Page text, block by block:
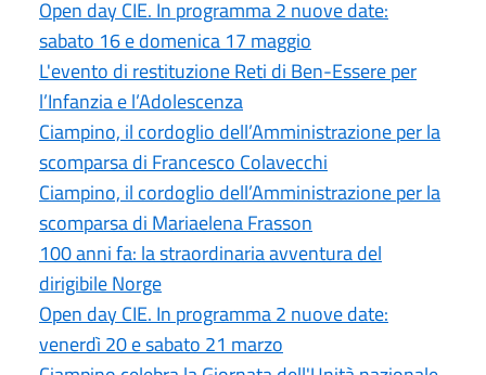
Open day CIE. In programma 2 nuove date:
sabato 16 e domenica 17 maggio
L'evento di restituzione Reti di Ben-Essere per
l’Infanzia e l’Adolescenza
Ciampino, il cordoglio dell’Amministrazione per la
scomparsa di Francesco Colavecchi
Ciampino, il cordoglio dell’Amministrazione per la
scomparsa di Mariaelena Frasson
100 anni fa: la straordinaria avventura del
dirigibile Norge
Open day CIE. In programma 2 nuove date:
venerdì 20 e sabato 21 marzo